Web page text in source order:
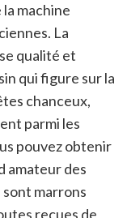
machine
La
qualité et
qui figure sur la
chanceux,
parmi les
pouvez obtenir
amateur des
sont marrons
reçues de